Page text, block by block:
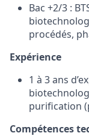
Bac +2/3 :
procédés,
Expérience
1 à 3 ans
purification
Compétences